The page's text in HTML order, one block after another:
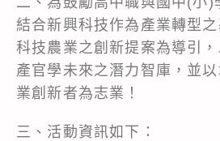
結合新興科技作為產業轉型
科技農業之創新提案為導引
產官學未來之潛力智庫，並
業創新者為志業！
三、活動資訊如下：